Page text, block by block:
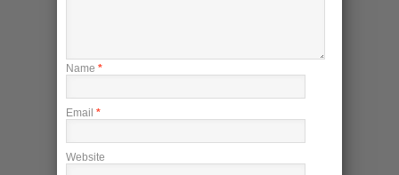
Name *
Email *
Website